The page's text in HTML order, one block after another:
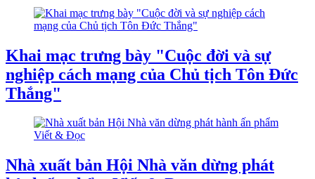
Khai mạc trưng bày "Cuộc đời và sự
nghiệp cách mạng của Chủ tịch Tôn Đức
Thắng"
Nhà xuất bản Hội Nhà văn dừng phát